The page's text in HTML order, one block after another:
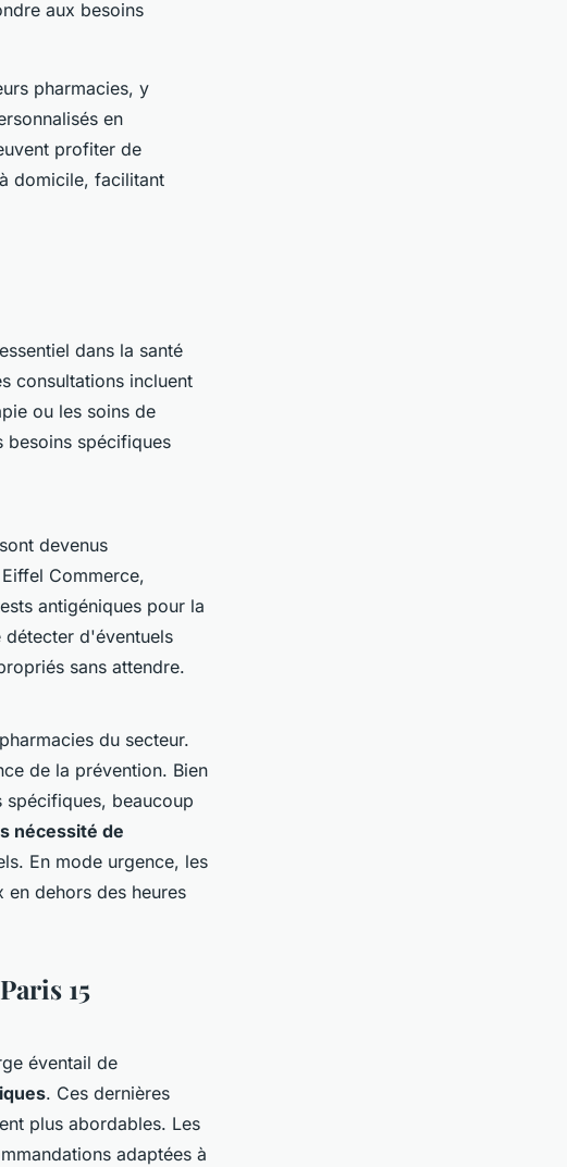
aux besoins
pharmacies, y
en
profiter de
domicile, facilitant
dans la santé
consultations incluent
ou les soins de
besoins spécifiques
sont devenus
Commerce,
antigéniques pour la
détecter d'éventuels
sans attendre.
du secteur.
de la prévention. Bien
spécifiques, beaucoup
nécessité de
En mode urgence, les
en dehors des heures
15
éventail de
. Ces dernières
plus abordables. Les
adaptées à